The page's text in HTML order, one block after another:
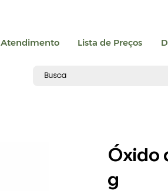
Atendimento Lista de Preços
Óxido
g